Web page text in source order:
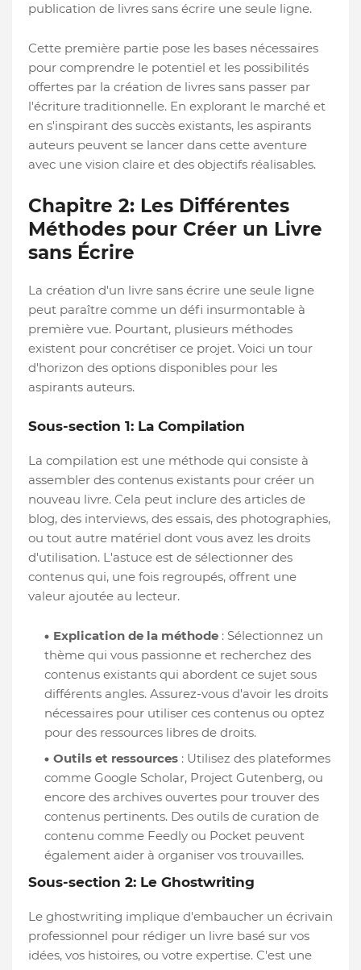
publication de livres sans écrire une seule ligne.
Cette première partie pose les bases nécessaires
pour comprendre le potentiel et les possibilités
offertes par la création de livres sans passer par
l'écriture traditionnelle. En explorant le marché et
en s'inspirant des succès existants, les aspirants
auteurs peuvent se lancer dans cette aventure
avec une vision claire et des objectifs réalisables.
Chapitre 2: Les Différentes
Méthodes pour Créer un Livre
sans Écrire
La création d'un livre sans écrire une seule ligne
peut paraître comme un défi insurmontable à
première vue. Pourtant, plusieurs méthodes
existent pour concrétiser ce projet. Voici un tour
d'horizon des options disponibles pour les
aspirants auteurs.
Sous-section 1: La Compilation
La compilation est une méthode qui consiste à
assembler des contenus existants pour créer un
nouveau livre. Cela peut inclure des articles de
blog, des interviews, des essais, des photographies,
ou tout autre matériel dont vous avez les droits
d'utilisation. L'astuce est de sélectionner des
contenus qui, une fois regroupés, offrent une
valeur ajoutée au lecteur.
Explication de la méthode : Sélectionnez un
thème qui vous passionne et recherchez des
contenus existants qui abordent ce sujet sous
différents angles. Assurez-vous d'avoir les droits
nécessaires pour utiliser ces contenus ou optez
pour des ressources libres de droits.
Outils et ressources : Utilisez des plateformes
comme Google Scholar, Project Gutenberg, ou
encore des archives ouvertes pour trouver des
contenus pertinents. Des outils de curation de
contenu comme Feedly ou Pocket peuvent
également aider à organiser vos trouvailles.
Sous-section 2: Le Ghostwriting
Le ghostwriting implique d'embaucher un écrivain
professionnel pour rédiger un livre basé sur vos
idées, vos histoires, ou votre expertise. C'est une